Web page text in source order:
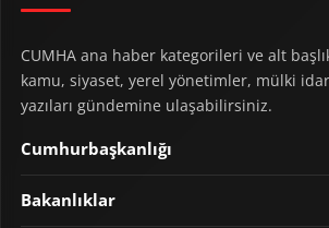
CUMHA ana haber kategorileri ve alt
kamu, siyaset, yerel yönetimler, mülki
yazıları gündemine ulaşabilirsiniz.
Cumhurbaşkanlığı
Bakanlıklar